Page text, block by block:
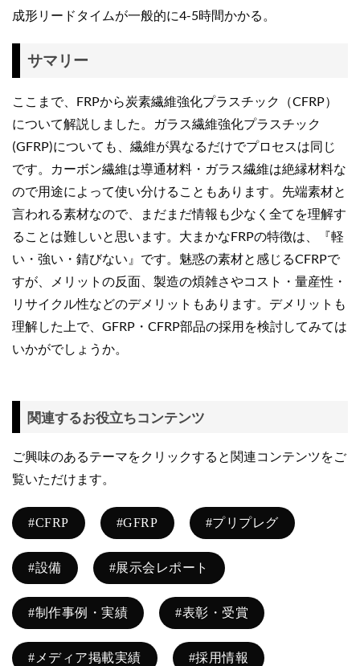
成形リードタイムが一般的に4-5時間かかる。
サマリー
ここまで、FRPから炭素繊維強化プラスチック（CFRP）
について解説しました。ガラス繊維強化プラスチック
(GFRP)についても、繊維が異なるだけでプロセスは同じ
です。カーボン繊維は導通材料・ガラス繊維は絶縁材料な
ので用途によって使い分けることもあります。先端素材と
言われる素材なので、まだまだ情報も少なく全てを理解す
ることは難しいと思います。大まかなFRPの特徴は、『軽
い・強い・錆びない』です。魅惑の素材と感じるCFRPで
すが、メリットの反面、製造の煩雑さやコスト・量産性・
リサイクル性などのデメリットもあります。デメリットも
理解した上で、GFRP・CFRP部品の採用を検討してみては
いかがでしょうか。
関連するお役立ちコンテンツ
ご興味のあるテーマをクリックすると関連コンテンツをご
覧いただけます。
#CFRP #GFRP #プリプレグ
#設備 #展示会レポート
#制作事例・実績 #表彰・受賞
#メディア掲載実績 #採用情報